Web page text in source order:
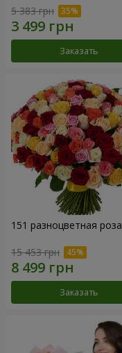
5 383 грн
Заказать
151 разноцветная роза
15 453 грн
Заказать